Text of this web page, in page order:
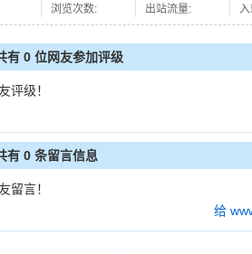
浏览次数: 出站流量:
有 0 位网友参加评级
评级！
有 0 条留言信息
留言！
给